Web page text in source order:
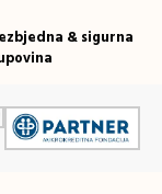
& sigurna